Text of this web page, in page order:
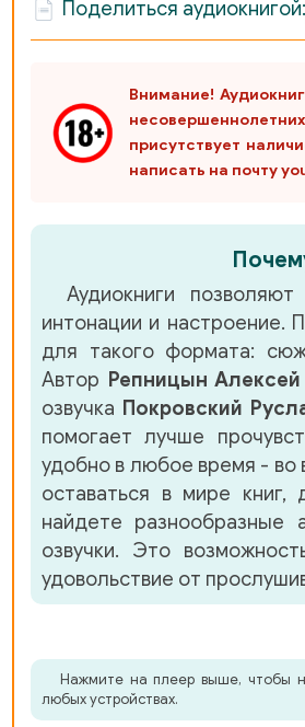
Поделиться аудиокнигой:
Внимание!
присутствует
написать на почту
Аудиокниги
интонации и настроение.
для такого формата:
Автор Репницын Алексей
озвучка Покровский
помогает лучше
удобно в любое время - во
оставаться в мире
найдете разнообразные
озвучки. Это
удовольствие от
Нажмите на плеер выше, чтобы
любых устройствах.